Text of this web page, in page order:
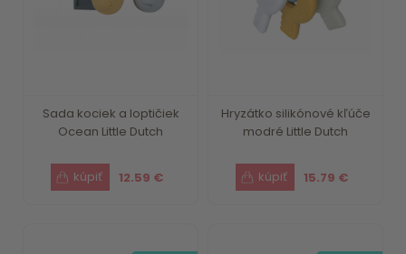
Sada kociek a loptičiek
Ocean Little Dutch
12.59 €
Hryzátko silikónové kľúče
modré Little Dutch
15.79 €